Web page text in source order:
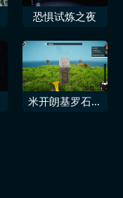
恐惧试炼之夜
米开朗基罗石匠